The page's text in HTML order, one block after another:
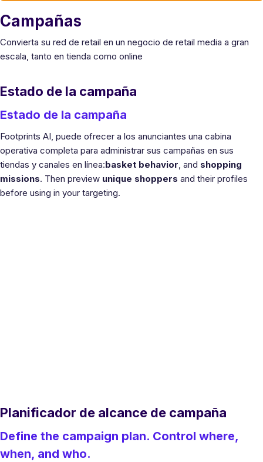
Campañas
Convierta su red de retail en un negocio de retail media a gran
escala, tanto en tienda como online
Estado de la campaña
Estado de la campaña
Footprints AI, puede ofrecer a los anunciantes una cabina
operativa completa para administrar sus campañas en sus
tiendas y canales en línea:basket behavior, and shopping
missions. Then preview unique shoppers and their profiles
before using in your targeting.
Planificador de alcance de campaña
Define the campaign plan. Control where,
when, and who.